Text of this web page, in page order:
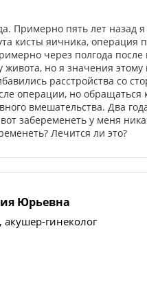
Примерно пять лет назад
кисты яичника, операция
через полгода
но я значения
расстройства со
операции, но обращаться
вмешательства. Два
забеременеть у меня
Лечится ли это?
Юрьевна
акушер-гинеколог